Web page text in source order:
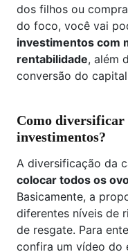
dos filhos ou
do foco, você vai
investimentos com
rentabilidade, além
conversão do
Como diversificar
investimentos?
A diversificação da
colocar todos os
Basicamente, a
diferentes níveis de
de resgate. Para
confira um vídeo do